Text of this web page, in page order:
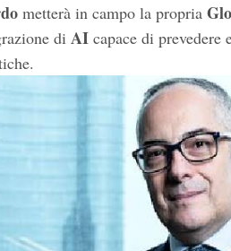
metterà in campo la propria
di AI capace di prevedere